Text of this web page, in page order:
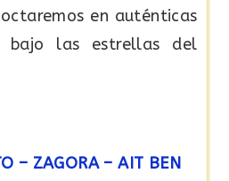
en auténticas
bajo las estrellas del
– ZAGORA – AIT BEN